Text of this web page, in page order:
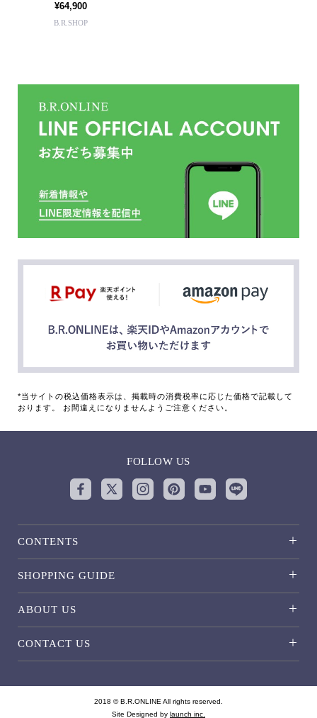
¥64,900
B.R.SHOP
*当サイトの税込価格表示は、掲載時の消費税率に応じた価格で記載して
おります。 お間違えになりませんようご注意ください。
FOLLOW US
CONTENTS
SHOPPING GUIDE
ABOUT US
CONTACT US
2018 © B.R.ONLINE All rights reserved.
Site Designed by launch inc.